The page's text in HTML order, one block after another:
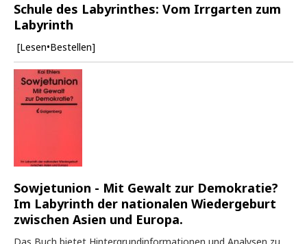
Schule des Labyrinthes: Vom Irrgarten zum
Labyrinth
[Lesen•Bestellen]
Sowjetunion - Mit Gewalt zur Demokratie?
Im Labyrinth der nationalen Wiedergeburt
zwischen Asien und Europa.